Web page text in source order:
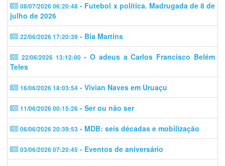
08/07/2026 06:20:48 - Futebol x política. Madrugada de 8 de
julho de 2026
22/06/2026 17:20:39 - Bia Martins
22/06/2026 13:12:00- O adeus a Carlos Francisco Belém
Teles
16/06/2026 18:03:54 - Vivian Naves em Uruaçu
11/06/2026 00:15:26 - Ser ou não ser
06/06/2026 20:39:53 - MDB: seis décadas e mobilização
03/06/2026 07:20:45 - Eventos de aniversário